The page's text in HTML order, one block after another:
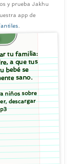
y prueba Jakhu
app de
.
tu familia:
a que tus
bebé se
sano.
niños sobre
descargar